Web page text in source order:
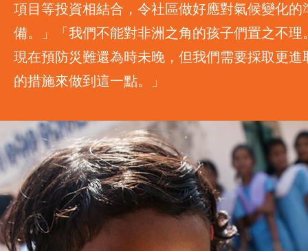
項目等投資相結合，令社區做好應對氣候變化的
備。」「我們不能對非洲之角的孩子們置之不理
現在預防災難還為時未晚，但我們需要採取更進
的措施來做到這一點。」